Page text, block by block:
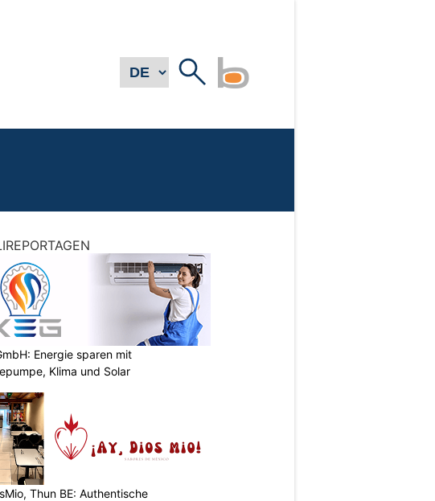
Energie sparen mit
Klima und Solar
Thun BE: Authentische